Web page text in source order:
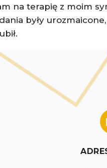
na terapię z moim
były